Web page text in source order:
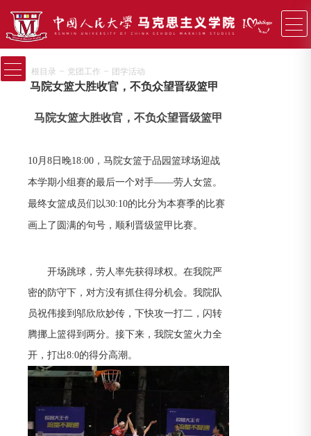
根目录 − 党团工作 − 团学活动
马院女篮大胜收官，不负众望晋级篮甲
马院女篮大胜收官，不负众望晋级篮甲
10月8日晚18:00，马院女篮于品园篮球场迎战
本学期小组赛的最后一个对手——劳人女篮。
最终女篮成员们以30:10的比分为本赛季的比赛
画上了圆满的句号，顺利晋级篮甲比赛。
开场跳球，劳人率先获得球权。在我院严
密的防守下，对方没有抓住得分机会。我院队
员祝伟接到邬欣欣妙传，下快攻一打二，闪转
腾挪上篮得到两分。接下来，我院女篮火力全
开，打出8:0的得分高潮。